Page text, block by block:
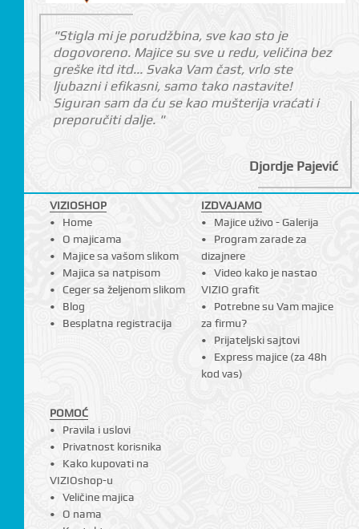
"Stigla mi je porudžbina, sve kao sto je
dogovoreno. Majice su sve u redu, veličina bez
greške itd itd... Svaka Vam čast, vrlo ste
ljubazni i efikasni, samo tako nastavite!
Siguran sam da ću se kao mušterija vraćati i
preporučiti dalje. "
Djordje Pajević
VIZIOSHOP
Home
O majicama
Majice sa vašom slikom
Majica sa natpisom
Ceger sa željenom slikom
Blog
Besplatna registracija
IZDVAJAMO
Majice uživo - Galerija
Program zarade za
dizajnere
Video kako je nastao
VIZIO grafit
Potrebne su Vam majice
za firmu?
Prijateljski sajtovi
Express majice (za 48h
kod vas)
POMOĆ
Pravila i uslovi
Privatnost korisnika
Kako kupovati na
VIZIOshop-u
Veličine majica
O nama